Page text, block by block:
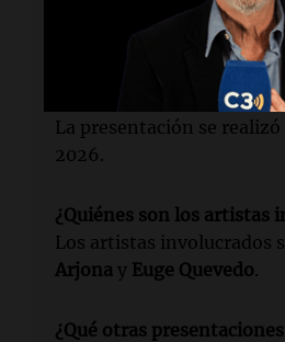
El evento tuvo lugar en el
¿Cuándo ocurrió la
La presentación se realizó
2026.
¿Quiénes son los artistas
Los artistas involucrados
Arjona y Euge Quevedo.
¿Qué otras